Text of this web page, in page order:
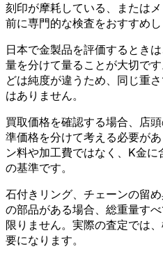
刻印が摩耗している、または
前に専門的な検査をおすすめし
日本で金製品を評価するとき
量を分けて量ることが大切で
どは純度が違うため、同じ重
はありません。
買取価格を確認する場合、店
準価格を分けて考える必要が
ン料や加工費ではなく、K金
の基準です。
石付きリング、チェーンの留
の部品がある場合、総重量す
限りません。実際の査定では
要になります。